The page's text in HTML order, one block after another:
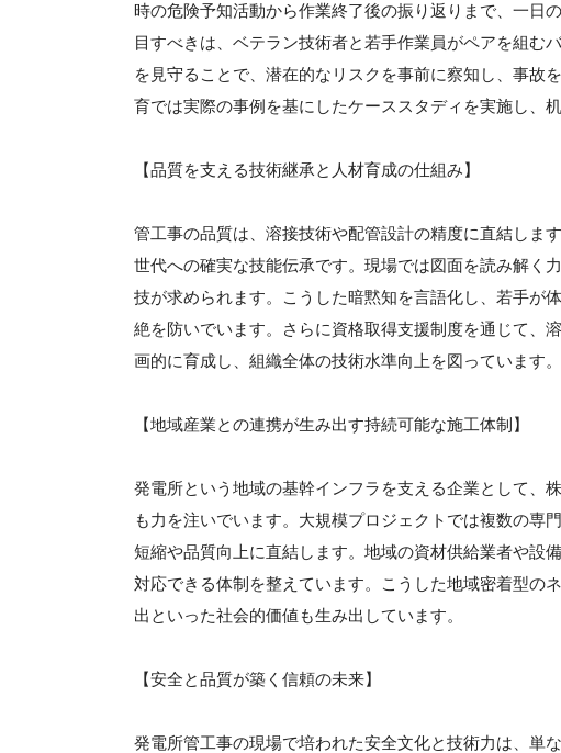
時の危険予知活動から作業終了後の振り返りまで、一日
目すべきは、ベテラン技術者と若手作業員がペアを組む
を見守ることで、潜在的なリスクを事前に察知し、事故
育では実際の事例を基にしたケーススタディを実施し、
【品質を支える技術継承と人材育成の仕組み】
管工事の品質は、溶接技術や配管設計の精度に直結しま
世代への確実な技能伝承です。現場では図面を読み解く
技が求められます。こうした暗黙知を言語化し、若手が
絶を防いでいます。さらに資格取得支援制度を通じて、
画的に育成し、組織全体の技術水準向上を図っています。
【地域産業との連携が生み出す持続可能な施工体制】
発電所という地域の基幹インフラを支える企業として、
も力を注いでいます。大規模プロジェクトでは複数の専
短縮や品質向上に直結します。地域の資材供給業者や設
対応できる体制を整えています。こうした地域密着型の
出といった社会的価値も生み出しています。
【安全と品質が築く信頼の未来】
発電所管工事の現場で培われた安全文化と技術力は、単